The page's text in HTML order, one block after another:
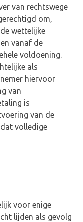
van rechtswege
om,
wettelijke
vanaf de
voldoening.
als
hiervoor
van
is
van de
volledige
voor enige
lijden als gevolg